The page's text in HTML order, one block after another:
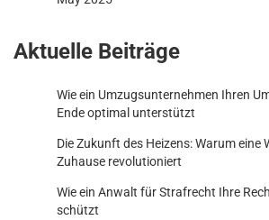
Aktuelle Beiträge
Wie ein Umzugsunternehmen Ihren
Ende optimal unterstützt
Die Zukunft des Heizens: Warum eine
Zuhause revolutioniert
Wie ein Anwalt für Strafrecht Ihre
schützt